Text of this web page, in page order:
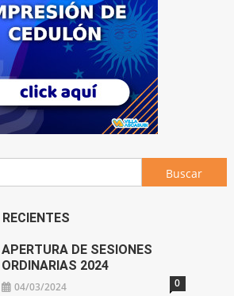
Buscar:
APERTURA DE SESIONES
ORDINARIAS 2024
04/03/2024 0